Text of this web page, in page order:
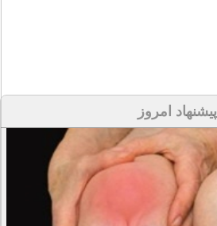
پیشنهاد امروز